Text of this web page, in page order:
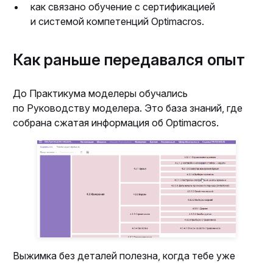
как связано обучение с сертификацией
и системой компетенций Optimacros.
Как раньше передавался опыт
До Практикума моделеры обучались
по Руководству моделера. Это база знаний, где
собрана сжатая информация об Optimacros.
Выжимка без деталей полезна, когда тебе уже